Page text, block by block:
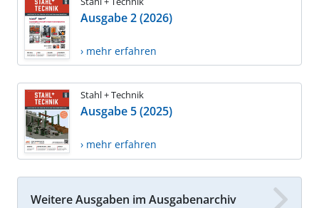
Ausgabe 2 (2026)
› mehr erfahren
Stahl + Technik
Ausgabe 5 (2025)
› mehr erfahren
Weitere Ausgaben im Ausgabenarchiv